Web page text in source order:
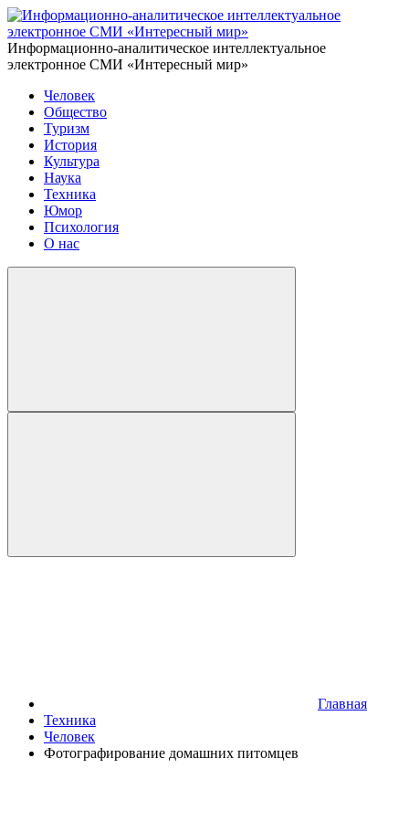
Информационно-аналитическое интеллектуальное
электронное СМИ «Интересный мир»
Человек
Общество
Туризм
История
Культура
Наука
Техника
Юмор
Психология
О нас
Главная
Техника
Человек
Фотографирование домашних питомцев